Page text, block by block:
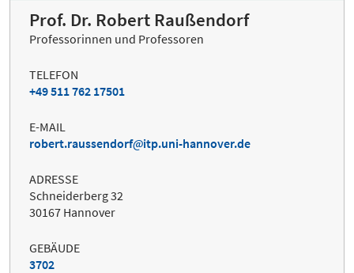
Prof. Dr. Robert Raußendorf
Professorinnen und Professoren
TELEFON
+49 511 762 17501
E-MAIL
robert.raussendorf
itp.uni-hannover.de
ADRESSE
Schneiderberg 32
30167 Hannover
GEBÄUDE
3702